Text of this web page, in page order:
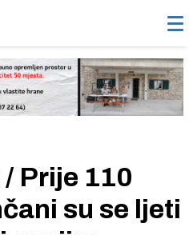
Prije 110
su se ljeti